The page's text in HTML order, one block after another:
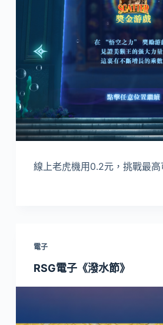
線上老虎機用0.2元，挑戰最
電子
RSG電子《潑水節》